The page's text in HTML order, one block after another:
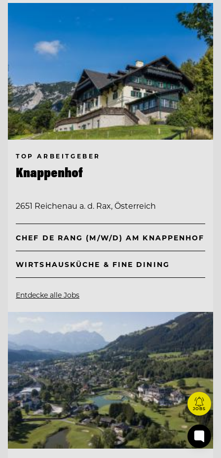
TOP ARBEITGEBER
Knappenhof
2651 Reichenau a. d. Rax, Österreich
CHEF DE RANG (M/W/D) AM KNAPPENHOF
WIRTSHAUSKÜCHE & FINE DINING
Entdecke alle Jobs
JOBS